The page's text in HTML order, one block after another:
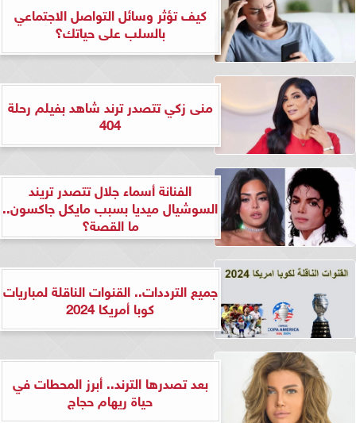
كيف تؤثر وسائل التواصل الاجتماعي
بالسلب على حياتك؟
منى زكي تتصدر ترند شاهد بفيلم رحلة
404
الفنانة أسماء جلال تتصدر تريند
السوشيال ميديا بسبب مايكل جاكسون..
ما القصة؟
جميع الترددات.. القنوات الناقلة لمباريات
كوبا أمريكا 2024
بعد تصدرها الترند.. أبرز المحطات في
حياة ريهام حجاج